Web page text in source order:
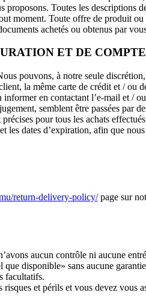
Toutes les descriptions
moment. Toute offre de produit
achetés ou obtenus par
ET DE COMPTE
pouvons, à notre seule
la même carte de crédit et /
en contactant l’e-mail et /
semblent être passées par
pour tous les achats
dates d’expiration, afin que
return-delivery-policy/page sur
aucun contrôle ni aucune
disponible» sans aucune
facultatifs.
et périls et vous devez